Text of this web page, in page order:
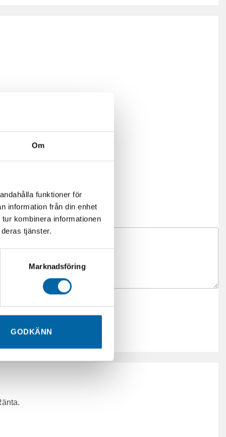
Om
funktioner för
information från din enhet
kombinera informationen
tjänster.
Marknadsföring
GODKÄNN